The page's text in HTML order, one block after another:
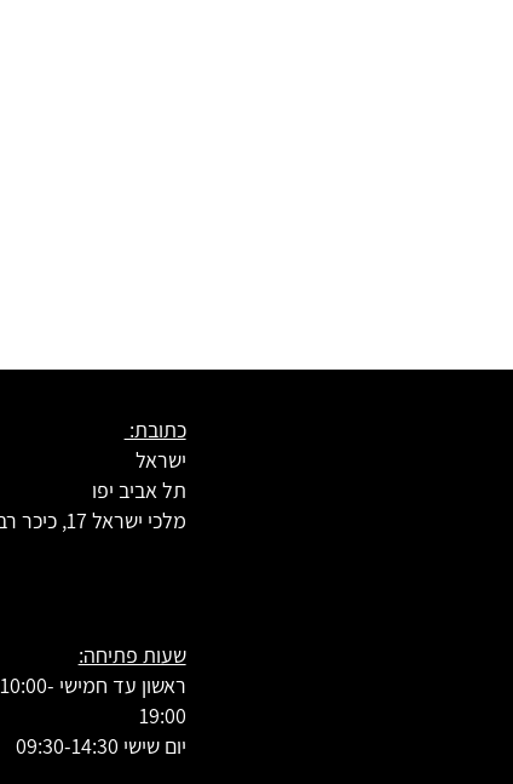
כתובת:
ישראל
תל אביב יפו
מלכי ישראל 17, כיכר רבין
שעות פתיחה:
ראשון עד חמישי 10:00-
19:00
יום שישי 09:30-14:30